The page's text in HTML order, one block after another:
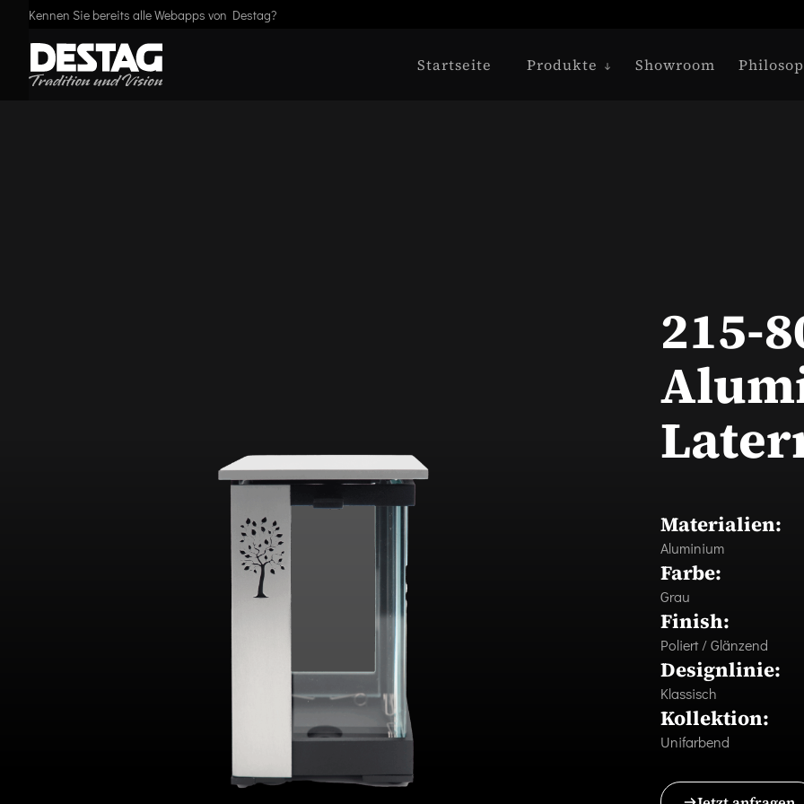
Kennen Sie bereits alle Webapps von Destag?
Startseite Produkte Showroom
215-
Materialien:
Aluminium
Farbe:
Grau
Finish:
Poliert / Glänzend
Designlinie:
Klassisch
Kollektion:
Unifarbend